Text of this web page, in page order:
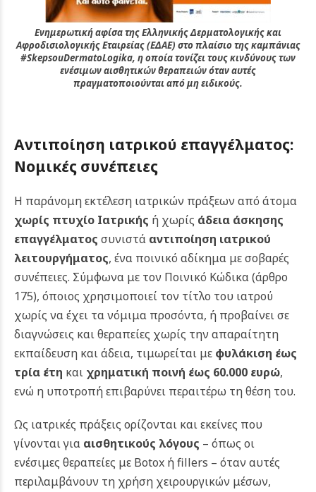
Ενημερωτική αφίσα της Ελληνικής Δερματολογικής και
Αφροδισιολογικής Εταιρείας (ΕΔΑΕ) στο πλαίσιο της καμπάνιας
#SkepsouDermatoLogika, η οποία τονίζει τους κινδύνους των
ενέσιμων αισθητικών θεραπειών όταν αυτές
πραγματοποιούνται από μη ειδικούς.
Αντιποίηση ιατρικού επαγγέλματος:
Νομικές συνέπειες
Η παράνομη εκτέλεση ιατρικών πράξεων από άτομα
χωρίς πτυχίο Ιατρικής ή χωρίς άδεια άσκησης
επαγγέλματος συνιστά αντιποίηση ιατρικού
λειτουργήματος, ένα ποινικό αδίκημα με σοβαρές
συνέπειες. Σύμφωνα με τον Ποινικό Κώδικα (άρθρο
175), όποιος χρησιμοποιεί τον τίτλο του ιατρού
χωρίς να έχει τα νόμιμα προσόντα, ή προβαίνει σε
διαγνώσεις και θεραπείες χωρίς την απαραίτητη
εκπαίδευση και άδεια, τιμωρείται με φυλάκιση έως
τρία έτη και χρηματική ποινή έως 60.000 ευρώ,
ενώ η υποτροπή επιβαρύνει περαιτέρω τη θέση του.
Ως ιατρικές πράξεις ορίζονται και εκείνες που
γίνονται για αισθητικούς λόγους – όπως οι
ενέσιμες θεραπείες με Botox ή fillers – όταν αυτές
περιλαμβάνουν τη χρήση χειρουργικών μέσων,